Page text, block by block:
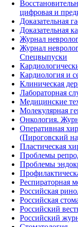
цифровая и
Доказательная
Доказательная
Журнал
Журнал
Спецвыпуски
Кардиология и
Клиническая
Лабораторная
Медицинские
Молекулярная
Онкология.
Оперативная
(Пироговский
Пластическая
Проблемы
Проблемы
Респираторная
Российская
Российская
Российский
Российский